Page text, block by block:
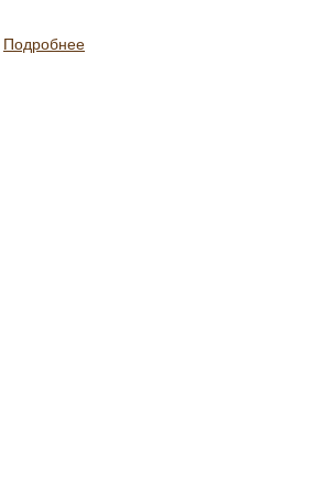
Подробнее